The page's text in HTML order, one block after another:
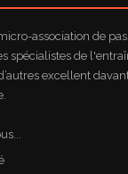
association de
spécialistes de
excellent